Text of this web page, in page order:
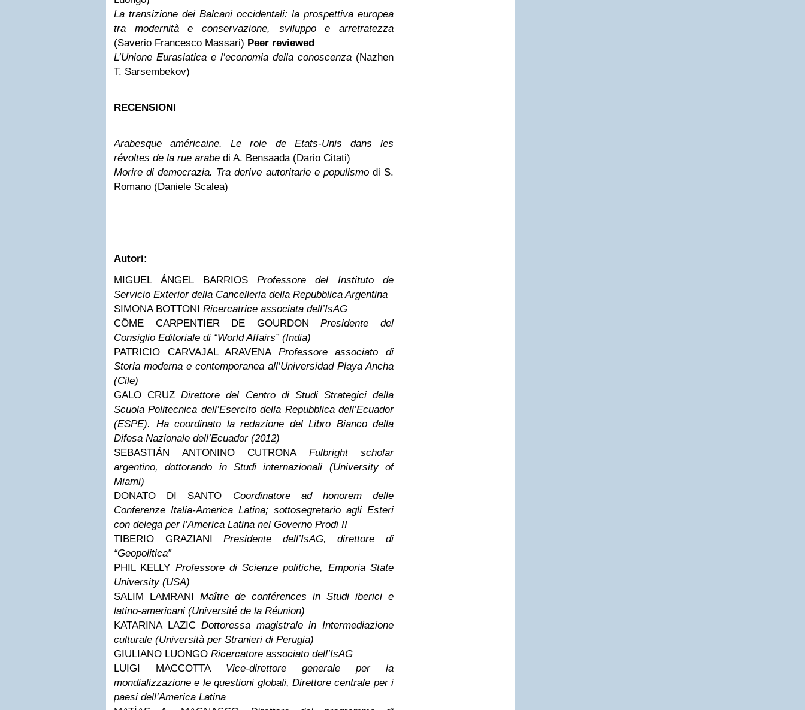
La transizione dei Balcani occidentali: la prospettiva europea
tra modernità e conservazione, sviluppo e arretratezza
(Saverio Francesco Massari) Peer reviewed
L’Unione Eurasiatica e l’economia della conoscenza (Nazhen
T. Sarsembekov)
RECENSIONI
Arabesque américaine. Le role de Etats-Unis dans les
révoltes de la rue arabe di A. Bensaada (Dario Citati)
Morire di democrazia. Tra derive autoritarie e populismodi S.
Romano (Daniele Scalea)
Autori:
MIGUEL ÁNGEL BARRIOS Professore del Instituto de
Servicio Exterior della Cancelleria della Repubblica Argentina
SIMONA BOTTONI Ricercatrice associata dell’IsAG
CÔME CARPENTIER DE GOURDONPresidente del
Consiglio Editoriale di “World Affairs” (India)
PATRICIO CARVAJAL ARAVENA Professore associato di
Storia moderna e contemporanea all’Universidad Playa Ancha
(Cile)
GALO CRUZDirettore del Centro di Studi Strategici della
Scuola Politecnica dell’Esercito della Repubblica dell’Ecuador
(ESPE). Ha coordinato la redazione del Libro Bianco della
Difesa Nazionale dell’Ecuador (2012)
SEBASTIÁN ANTONINO CUTRONA Fulbright scholar
argentino, dottorando in Studi internazionali (University of
Miami)
DONATO DI SANTO Coordinatore ad honorem delle
Conferenze Italia-America Latina; sottosegretario agli Esteri
con delega per l’America Latina nel Governo Prodi II
TIBERIO GRAZIANIPresidente dell’IsAG, direttore di
“Geopolitica”
PHIL KELLY Professore di Scienze politiche, Emporia State
University (USA)
SALIM LAMRANI Maître de conférences in Studi iberici e
latino-americani (Université de la Réunion)
KATARINA LAZICDottoressa magistrale in Intermediazione
culturale (Università per Stranieri di Perugia)
GIULIANO LUONGO Ricercatore associato dell’IsAG
LUIGI MACCOTTA Vice-direttore generale per la
mondializzazione e le questioni globali, Direttore centrale per i
paesi dell’America Latina